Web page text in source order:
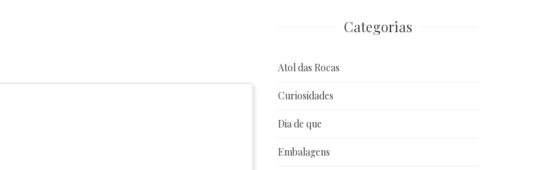
Categorias
Atol das Rocas
Curiosidades
Dia de que
Embalagens